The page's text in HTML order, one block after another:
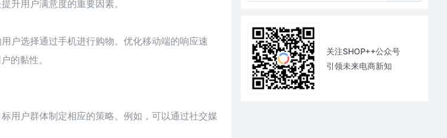
升用户满意度的重要因素。
户选择通过手机进行购物。优化移动端的响应速
的黏性。
用户群体制定相应的策略。例如，可以通过社交媒
关注SHOP++公众号
引领未来电商新知